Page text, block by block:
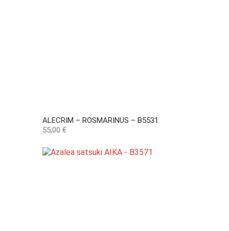
ALECRIM – ROSMARINUS – B5531
Preço
55,00 €